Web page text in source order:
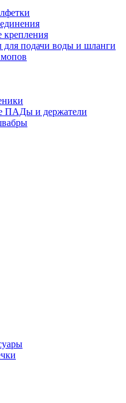
крепления
для подачи воды и шланги
ПАДы и держатели